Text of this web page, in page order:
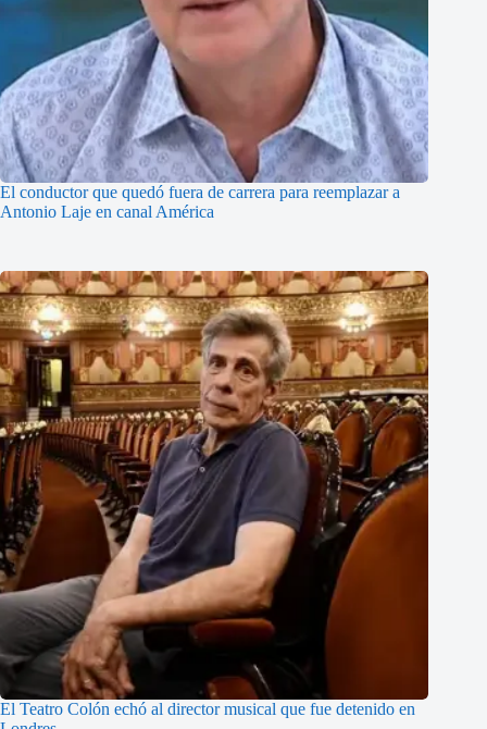
El conductor que quedó fuera de carrera para reemplazar a
Antonio Laje en canal América
El Teatro Colón echó al director musical que fue detenido en